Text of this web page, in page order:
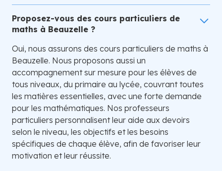
Proposez-vous des cours particuliers de
maths à Beauzelle ?
Oui, nous assurons des cours particuliers de maths à
Beauzelle. Nous proposons aussi un
accompagnement sur mesure pour les élèves de
tous niveaux, du primaire au lycée, couvrant toutes
les matières essentielles, avec une forte demande
pour les mathématiques. Nos professeurs
particuliers personnalisent leur aide aux devoirs
selon le niveau, les objectifs et les besoins
spécifiques de chaque élève, afin de favoriser leur
motivation et leur réussite.